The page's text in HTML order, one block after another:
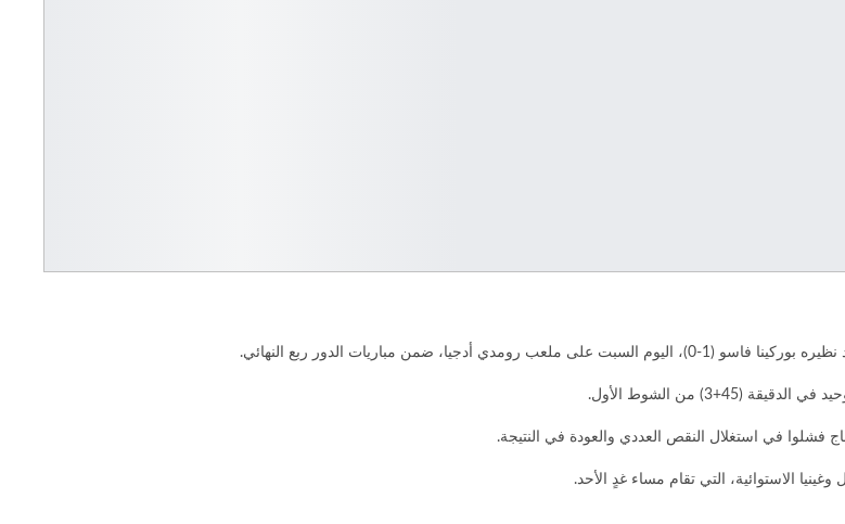
ضمن مباريات الدور ربع النهائي.
من الشوط الأول.
الاستوائية، التي تقام مساء غدٍ الأحد.